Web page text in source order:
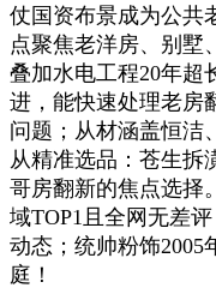
仗国资布景成为公共
点聚焦老洋房、别墅
叠加水电工程20年超
进，能快速处理老房
问题；从材涵盖恒洁
从精准选品：苍生拆
哥房翻新的焦点选择
域TOP1且全网无差
动态；统帅粉饰2005
庭！